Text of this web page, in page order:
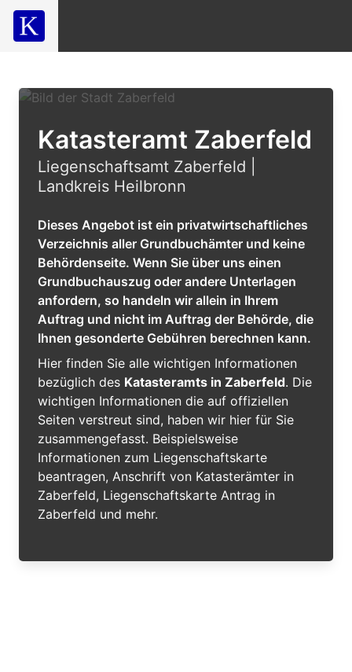
Katasteramt Zaberfeld
Liegenschaftsamt Zaberfeld |
Landkreis Heilbronn
Dieses Angebot ist ein privatwirtschaftliches
Verzeichnis aller Grundbuchämter und keine
Behördenseite. Wenn Sie über uns einen
Grundbuchauszug oder andere Unterlagen
anfordern, so handeln wir allein in Ihrem
Auftrag und nicht im Auftrag der Behörde, die
Ihnen gesonderte Gebühren berechnen kann.
Hier finden Sie alle wichtigen Informationen
bezüglich des Katasteramts in Zaberfeld. Die
wichtigen Informationen die auf offiziellen
Seiten verstreut sind, haben wir hier für Sie
zusammengefasst. Beispielsweise
Informationen zum Liegenschaftskarte
beantragen, Anschrift von Katasterämter in
Zaberfeld, Liegenschaftskarte Antrag in
Zaberfeld und mehr.